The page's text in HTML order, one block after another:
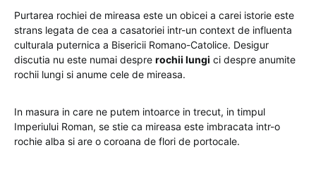
Purtarea rochiei de mireasa este un obicei a carei istorie este
strans legata de cea a casatoriei intr-un context de influenta
culturala puternica a Bisericii Romano-Catolice. Desigur
discutia nu este numai despre rochii lungi ci despre anumite
rochii lungi si anume cele de mireasa.
In masura in care ne putem intoarce in trecut, in timpul
Imperiului Roman, se stie ca mireasa este imbracata intr-o
rochie alba si are o coroana de flori de portocale.